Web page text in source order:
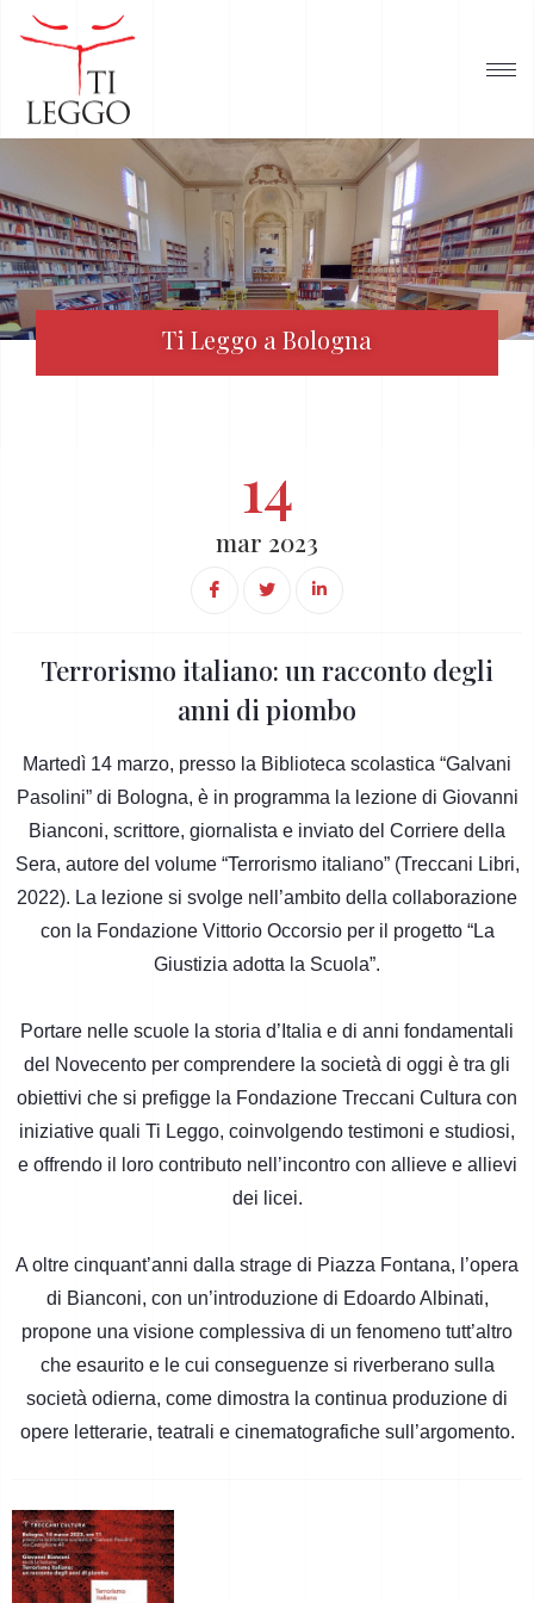
Ti Leggo a Bologna
14
mar 2023
Terrorismo italiano: un racconto degli
anni di piombo
Martedì 14 marzo, presso la Biblioteca scolastica “Galvani
Pasolini” di Bologna, è in programma la lezione di Giovanni
Bianconi, scrittore, giornalista e inviato del Corriere della
Sera, autore del volume “Terrorismo italiano” (Treccani Libri,
2022). La lezione si svolge nell’ambito della collaborazione
con la Fondazione Vittorio Occorsio per il progetto “La
Giustizia adotta la Scuola”.
Portare nelle scuole la storia d’Italia e di anni fondamentali
del Novecento per comprendere la società di oggi è tra gli
obiettivi che si prefigge la Fondazione Treccani Cultura con
iniziative quali Ti Leggo, coinvolgendo testimoni e studiosi,
e offrendo il loro contributo nell’incontro con allieve e allievi
dei licei.
A oltre cinquant’anni dalla strage di Piazza Fontana, l’opera
di Bianconi, con un’introduzione di Edoardo Albinati,
propone una visione complessiva di un fenomeno tutt’altro
che esaurito e le cui conseguenze si riverberano sulla
società odierna, come dimostra la continua produzione di
opere letterarie, teatrali e cinematografiche sull’argomento.